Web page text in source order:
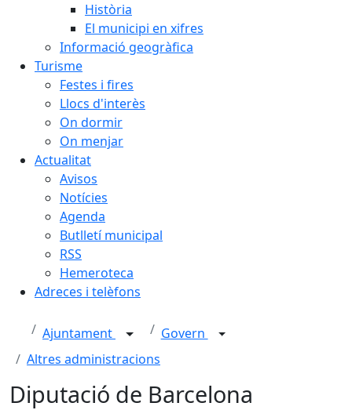
Història
El municipi en xifres
Informació geogràfica
Turisme
Festes i fires
Llocs d'interès
On dormir
On menjar
Actualitat
Avisos
Notícies
Agenda
Butlletí municipal
RSS
Hemeroteca
Adreces i telèfons
Ajuntament
Govern
Altres administracions
Diputació de Barcelona